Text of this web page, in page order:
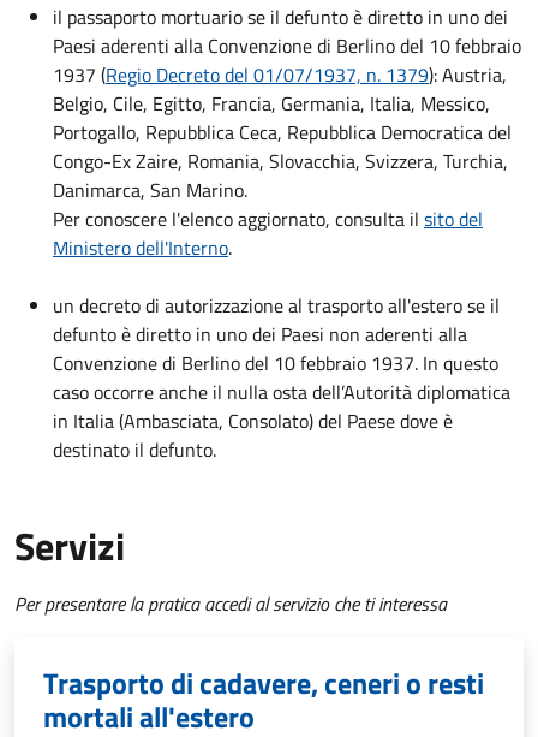
il passaporto mortuario se il defunto è diretto in uno dei
Paesi aderenti alla Convenzione di Berlino del 10 febbraio
1937 (Regio Decreto del 01/07/1937, n. 1379): Austria,
Belgio, Cile, Egitto, Francia, Germania, Italia, Messico,
Portogallo, Repubblica Ceca, Repubblica Democratica del
Congo-Ex Zaire, Romania, Slovacchia, Svizzera, Turchia,
Danimarca, San Marino.
Per conoscere l'elenco aggiornato, consulta il sito del
Ministero dell'Interno.
un decreto di autorizzazione al trasporto all'estero se il
defunto è diretto in uno dei Paesi non aderenti alla
Convenzione di Berlino del 10 febbraio 1937. In questo
caso occorre anche il nulla osta dell’Autorità diplomatica
in Italia (Ambasciata, Consolato) del Paese dove è
destinato il defunto.
Servizi
Per presentare la pratica accedi al servizio che ti interessa
Trasporto di cadavere, ceneri o resti
mortali all'estero